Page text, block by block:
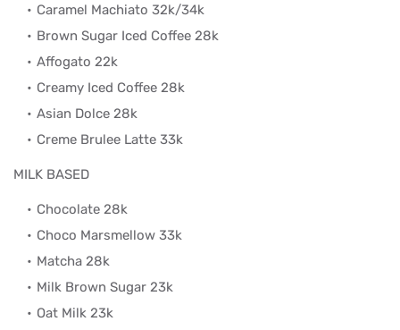
Caramel Machiato 32k/34k
Brown Sugar Iced Coffee 28k
Affogato 22k
Creamy Iced Coffee 28k
Asian Dolce 28k
Creme Brulee Latte 33k
MILK BASED
Chocolate 28k
Choco Marsmellow 33k
Matcha 28k
Milk Brown Sugar 23k
Oat Milk 23k